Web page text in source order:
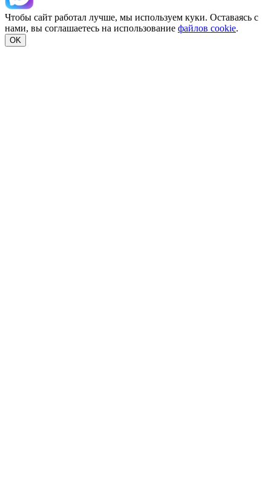
Чтобы сайт работал лучше, мы используем куки. Оставаясь с
нами, вы соглашаетесь на использование файлов cookie.
OK